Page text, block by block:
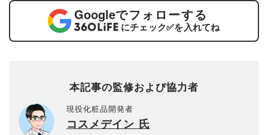
Googleでフォローする
にチェック✅を入れてね
本記事の監修および協力者
現役化粧品開発者
コスメデイン 氏